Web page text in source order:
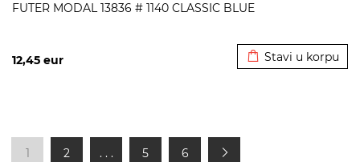
FUTER MODAL 13836 # 1140 CLASSIC BLUE
12,45 eur Stavi u korpu
1 2 . . . 5 6